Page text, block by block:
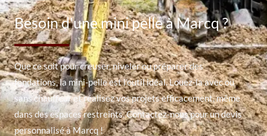
Besoin d'une mini pelle à Marcq ?
Que ce soit pour creuser, niveler ou préparer des
fondations, la mini-pelle est l’outil idéal. Louez-la avec ou
sans chauffeur et réalisez vos projets efficacement, même
dans des espaces restreints. Contactez-nous pour un devis
personnalisé à Marcq !